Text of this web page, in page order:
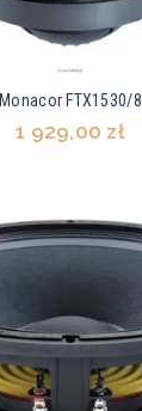
Monacor FTX1530/8
1 929,00 zł